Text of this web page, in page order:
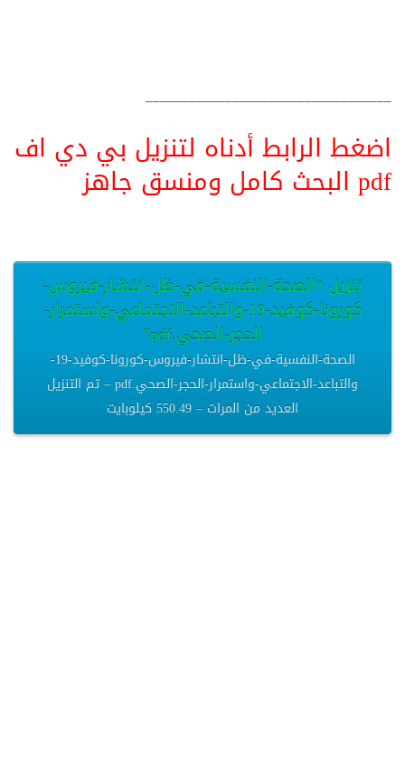
__________________________________
اضغط الرابط أدناه لتنزيل بي دي اف
pdf البحث كامل ومنسق جاهز
تنزيل “الصحة-النفسية-في-ظل-انتشار-فيروس-
كورونا-كوفيد-19-والتباعد-الاجتماعي-واستمرار-
الحجر-الصحي.pdf”
الصحة-النفسية-في-ظل-انتشار-فيروس-كورونا-كوفيد-19-
والتباعد-الاجتماعي-واستمرار-الحجر-الصحي.pdf – تم التنزيل
العديد من المرات – 550.49 كيلوبايت